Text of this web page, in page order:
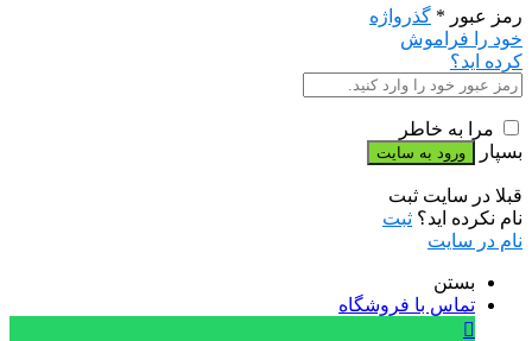
رمز عبور * گذرواژه
خود را فراموش
کرده اید؟
مرا به خاطر
بسپار
قبلا در سایت ثبت
نام نکرده اید؟ ثبت
نام در سایت
بستن
تماس با فروشگاه